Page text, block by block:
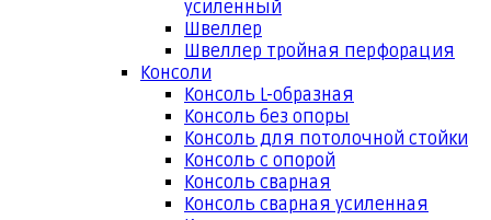
усиленный
Швеллер
Швеллер тройная перфорация
Консоли
Консоль L-образная
Консоль без опоры
Консоль для потолочной стойки
Консоль с опорой
Консоль сварная
Консоль сварная усиленная